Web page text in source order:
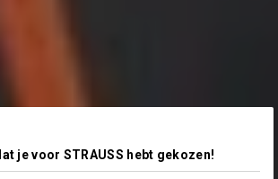
je voor STRAUSS hebt gekozen!